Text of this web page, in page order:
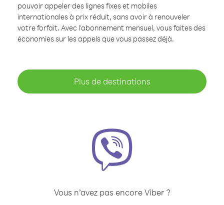
pouvoir appeler des lignes fixes et mobiles
internationales à prix réduit, sans avoir à renouveler
votre forfait. Avec l'abonnement mensuel, vous faites des
économies sur les appels que vous passez déjà.
Plus de destinations
Vous n’avez pas encore Viber ?